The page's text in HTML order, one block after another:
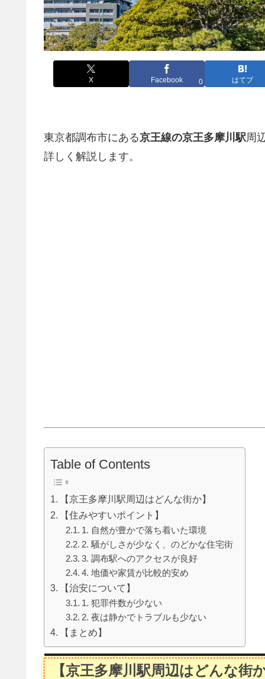
X Facebook 0 はてブ
東京都調布市にある京王線の京王多摩川駅周
詳しく解説します。
Table of Contents
【京王多摩川駅周辺はどんな街か】
【住みやすいポイント】
1. 自然が豊かで落ち着いた環境
2. 騒がしさが少なく、のどかな住宅街
3. 調布駅へのアクセスが良好
4. 地価や家賃が比較的安め
【治安について】
1. 犯罪件数が少ない
2. 夜は静かでトラブルも少ない
【まとめ】
【京王多摩川駅周辺はどんな街